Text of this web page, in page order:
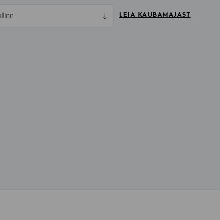
LEIA KAUBAMAJAST